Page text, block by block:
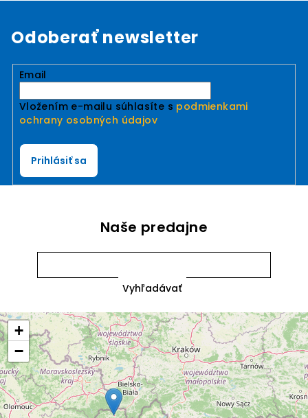
Odoberať newsletter
Email
Vložením e-mailu súhlasíte s podmienkami
ochrany osobných údajov
Prihlásiť sa
Naše predajne
+
−